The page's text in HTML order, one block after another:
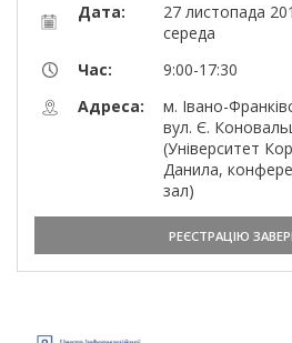
Дата:
27 листопада
середа
Час:
9:00-17:30
Адреса:
м. Івано-
вул. Є.
(Університет
Данила,
зал)
РЕЄСТРАЦІЮ